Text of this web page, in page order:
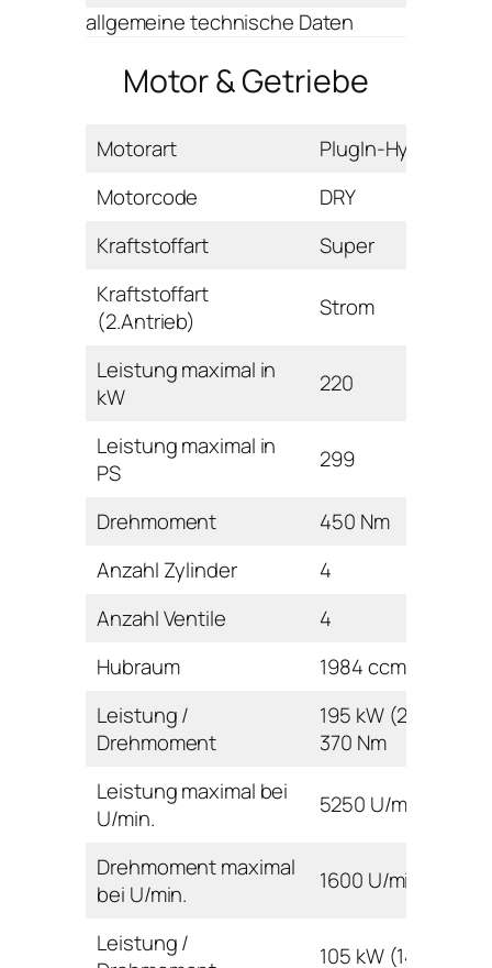
allgemeine technische Daten
Motor & Getriebe
Motorart
PlugIn-Hybrid
Motorcode
DRY
Kraftstoffart
Super
Kraftstoffart
(2.Antrieb)
Strom
Leistung maximal in
kW
220
Leistung maximal in
PS
299
Drehmoment
450 Nm
Anzahl Zylinder
4
Anzahl Ventile
4
Hubraum
1984 ccm
Leistung /
Drehmoment
195 kW (265 PS) /
370 Nm
Leistung maximal bei
U/min.
5250 U/min
Drehmoment maximal
bei U/min.
1600 U/min
Leistung /
105 kW (143 PS) /